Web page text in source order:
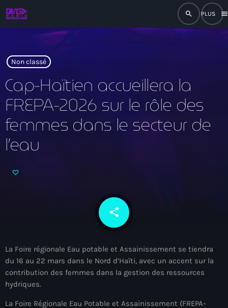
search
menu
close
play_arrow RADIO DROMAGE
TV Direct
Actualités
Blog Grid Sidebar
Non classé
Cap-Haïtien accueillera la
FREPA-2026 sur le rôle des
femmes dans le secteur de
l’eau
share
email
La Foire régionale Eau potable et Assainissement se tiendra
du 16 au 22 mars dans le Nord d’Haïti, avec un accent sur la
contribution des femmes dans la gestion des ressources
hydriques.
La Foire Régionale Eau Potable et Assainissement (FREPA-